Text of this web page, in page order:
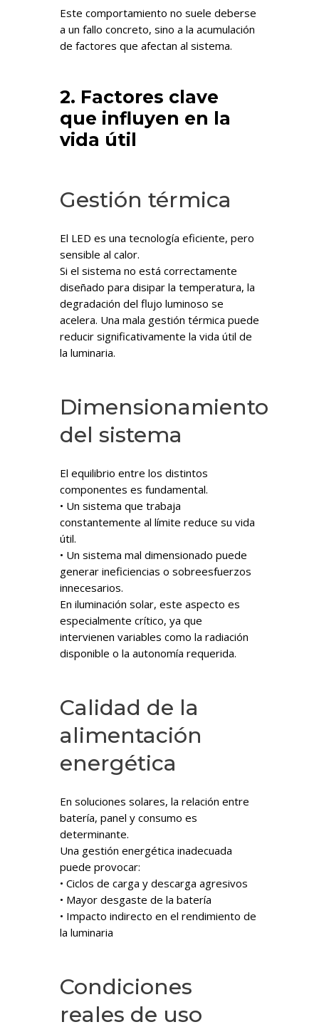
Este comportamiento no suele deberse
a un fallo concreto, sino a la acumulación
de factores que afectan al sistema.
2. Factores clave
que influyen en la
vida útil
Gestión térmica
El LED es una tecnología eficiente, pero
sensible al calor.
Si el sistema no está correctamente
diseñado para disipar la temperatura, la
degradación del flujo luminoso se
acelera. Una mala gestión térmica puede
reducir significativamente la vida útil de
la luminaria.
Dimensionamiento
del sistema
El equilibrio entre los distintos
componentes es fundamental.
• Un sistema que trabaja
constantemente al límite reduce su vida
útil.
• Un sistema mal dimensionado puede
generar ineficiencias o sobreesfuerzos
innecesarios.
En iluminación solar, este aspecto es
especialmente crítico, ya que
intervienen variables como la radiación
disponible o la autonomía requerida.
Calidad de la
alimentación
energética
En soluciones solares, la relación entre
batería, panel y consumo es
determinante.
Una gestión energética inadecuada
puede provocar:
• Ciclos de carga y descarga agresivos
• Mayor desgaste de la batería
• Impacto indirecto en el rendimiento de
la luminaria
Condiciones
reales de uso